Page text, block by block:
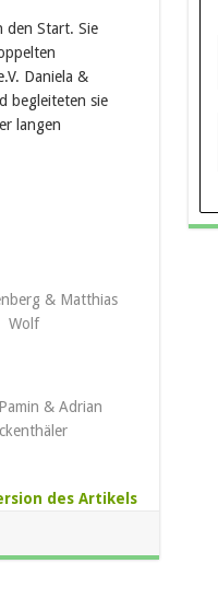
den Start. Sie
Daniela &
begleiteten sie
langen
& Matthias
Wolf
& Adrian
des Artikels